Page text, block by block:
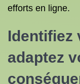
efforts en ligne.
Identifiez
adaptez